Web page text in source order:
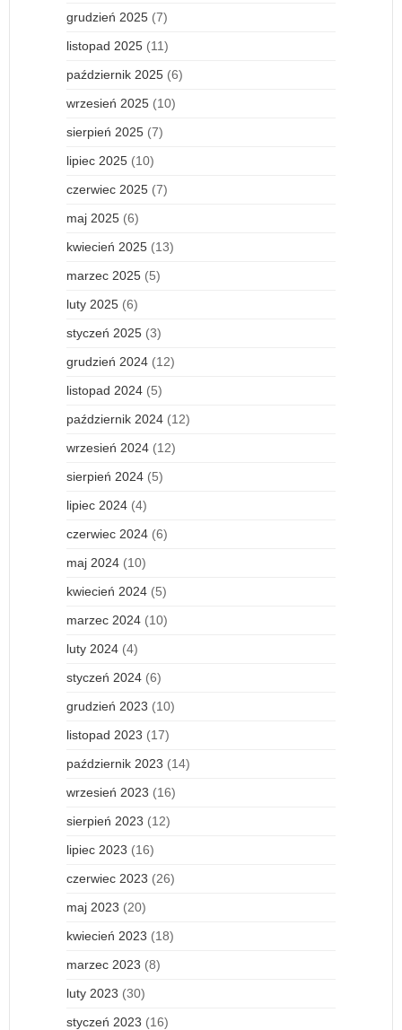
grudzień 2025 (7)
listopad 2025 (11)
październik 2025 (6)
wrzesień 2025 (10)
sierpień 2025 (7)
lipiec 2025 (10)
czerwiec 2025 (7)
maj 2025 (6)
kwiecień 2025 (13)
marzec 2025 (5)
luty 2025 (6)
styczeń 2025 (3)
grudzień 2024 (12)
listopad 2024 (5)
październik 2024 (12)
wrzesień 2024 (12)
sierpień 2024 (5)
lipiec 2024 (4)
czerwiec 2024 (6)
maj 2024 (10)
kwiecień 2024 (5)
marzec 2024 (10)
luty 2024 (4)
styczeń 2024 (6)
grudzień 2023 (10)
listopad 2023 (17)
październik 2023 (14)
wrzesień 2023 (16)
sierpień 2023 (12)
lipiec 2023 (16)
czerwiec 2023 (26)
maj 2023 (20)
kwiecień 2023 (18)
marzec 2023 (8)
luty 2023 (30)
styczeń 2023 (16)